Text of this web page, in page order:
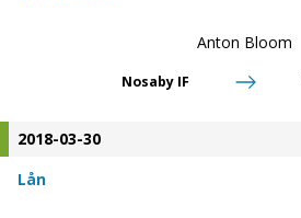
Anton Bloom
Nosaby IF
2018-03-30
Lån